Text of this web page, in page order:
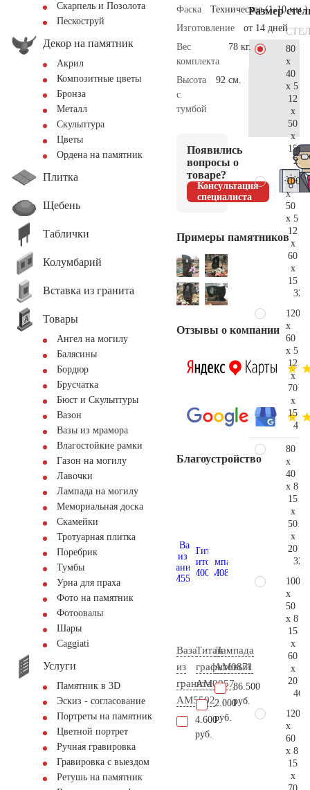
Скарпель и Позолота
Пескоструй
Декор на памятник
Акрил
Композитные цветы
Бронза
Металл
Скульптура
Цветы
Ордена на памятник
Плитка
Щебень
Таблички
Колумбарий
Вставка из гранита
Товары
Ангел на могилу
Балясины
Бордюр
Брусчатка
Бюст и Скульптуры
Вазон
Вазы из мрамора
Влагостойкие рамки
Газон на могилу
Лавочки
Лампада на могилу
Мемориальная доска
Скамейки
Тротуарная плитка
Поребрик
Тумбы
Урна для праха
Фото на памятник
Фотоовалы
Шары
Сaggiati
Услуги
Памятник в 3D
Эскиз - согласование
Портреты на памятник
Цветной портрет
Ручная гравировка
Гравировка с выездом
Ретушь на памятник
Фаска
Техническая (1-10 мм.)
Изготовление
от 14 дней
Вес
комплекта
78 кг.
Высота
с
тумбой
92 см.
Появились
вопросы о
товаре?
Консультация
специалиста
Примеры памятников
Отзывы о компании
Благоустройство
Ваза
из
гранита
AM5502
4.600
руб.
Титан
графитовый
AM0057
2.000
руб.
Лампада
AM0871
86.500
руб.
Размер
80
x
40
x 5
12
x
50
x
15
100
x
50
x 5
12
x
60
x
15
120
x
60
x 5
12
x
70
x
15
80
x
40
x 8
15
x
50
x
20
100
x
50
x 8
15
x
60
x
20
120
x
60
x 8
15
x